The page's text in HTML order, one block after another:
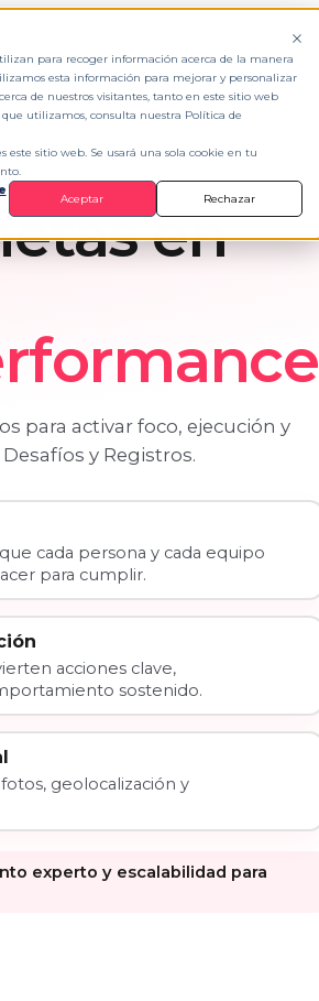
para recoger información acerca de la manera
esta información para mejorar y personalizar
de nuestros visitantes, tanto en este sitio web
utilizamos, consulta nuestra Política de
sitio web. Se usará una sola cookie en tu
Aceptar Rechazar
en
para activar foco, ejecución y
y Registros.
cada persona y cada equipo
para cumplir.
acciones clave,
sostenido.
geolocalización y
experto y escalabilidad para